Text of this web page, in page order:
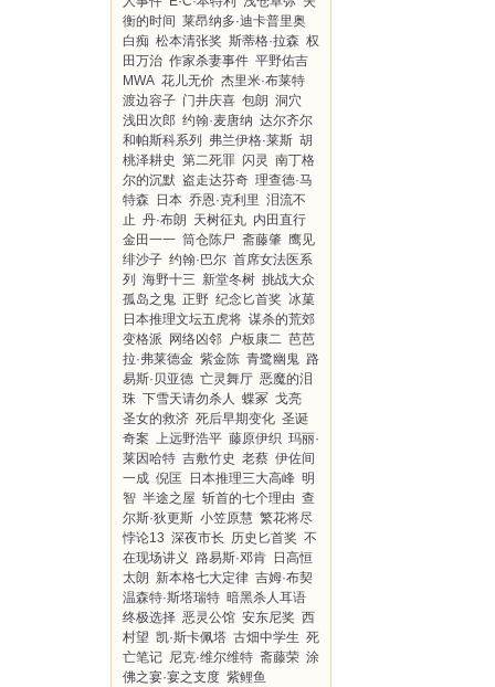
衡的时间 莱昂纳多·迪卡普里奥
白痴 松本清张奖 斯蒂格·拉森 权
田万治 作家杀妻事件 平野佑吉
MWA 花儿无价 杰里米·布莱特
渡边容子 门井庆喜 包朗 洞穴
浅田次郎 约翰·麦唐纳 达尔齐尔
和帕斯科系列
弗兰伊格·莱斯 胡
桃泽耕史 第二死罪 闪灵 南丁格
尔的沉默 盗走达芬奇 理查德·马
特森
日本 乔恩·克利里 泪流不
止 丹·布朗 天树征丸 内田直行
金田一一 筒仓陈尸 斋藤肇 鹰见
绯沙子 约翰·巴尔 首席女法医系
列
海野十三 新堂冬树 挑战大众
孤岛之鬼 正野 纪念匕首奖 冰菓
日本推理文坛五虎将 谋杀的荒郊
变格派
网络凶邻 户板康二 芭芭
拉·弗莱德金 紫金陈 青鹭幽鬼 路
易斯·贝亚德 亡灵舞厅 恶魔的泪
珠 下雪天请勿杀人 蝶冢 戈亮
圣女的救济 死后早期变化 圣诞
奇案 上远野浩平 藤原伊织 玛丽·
莱因哈特 吉敷竹史 老蔡 伊佐间
一成 倪匡 日本推理三大高峰 明
智 半途之屋 斩首的七个理由 查
尔斯·狄更斯 小笠原慧 繁花将尽
悖论13 深夜市长 历史匕首奖 不
在现场讲义 路易斯·邓肯 日高恒
太朗 新本格七大定律 吉姆·布契
温森特·斯塔瑞特 暗黑杀人耳语
终极选择 恶灵公馆 安东尼奖 西
村望 凯·斯卡佩塔 古畑中学生 死
亡笔记 尼克·维尔维特 斋藤荣 涂
佛之宴·宴之支度 紫鲤鱼